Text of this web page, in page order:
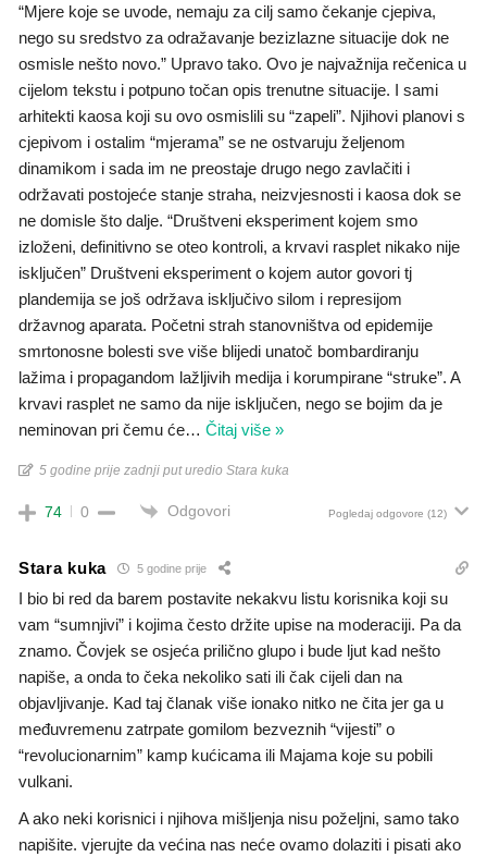
“Mjere koje se uvode, nemaju za cilj samo čekanje cjepiva,
nego su sredstvo za odražavanje bezizlazne situacije dok ne
osmisle nešto novo.” Upravo tako. Ovo je najvažnija rečenica u
cijelom tekstu i potpuno točan opis trenutne situacije. I sami
arhitekti kaosa koji su ovo osmislili su “zapeli”. Njihovi planovi s
cjepivom i ostalim “mjerama” se ne ostvaruju željenom
dinamikom i sada im ne preostaje drugo nego zavlačiti i
održavati postojeće stanje straha, neizvjesnosti i kaosa dok se
ne domisle što dalje. “Društveni eksperiment kojem smo
izloženi, definitivno se oteo kontroli, a krvavi rasplet nikako nije
isključen” Društveni eksperiment o kojem autor govori tj
plandemija se još održava isključivo silom i represijom
državnog aparata. Početni strah stanovništva od epidemije
smrtonosne bolesti sve više blijedi unatoč bombardiranju
lažima i propagandom lažljivih medija i korumpirane “struke”. A
krvavi rasplet ne samo da nije isključen, nego se bojim da je
neminovan pri čemu će… Čitaj više »
5 godine prije zadnji put uredio Stara kuka
74 0 Odgovori Pogledaj odgovore (12)
Stara kuka 5 godine prije
I bio bi red da barem postavite nekakvu listu korisnika koji su
vam “sumnjivi” i kojima često držite upise na moderaciji. Pa da
znamo. Čovjek se osjeća prilično glupo i bude ljut kad nešto
napiše, a onda to čeka nekoliko sati ili čak cijeli dan na
objavljivanje. Kad taj članak više ionako nitko ne čita jer ga u
međuvremenu zatrpate gomilom bezveznih “vijesti” o
“revolucionarnim” kamp kućicama ili Majama koje su pobili
vulkani.
A ako neki korisnici i njihova mišljenja nisu poželjni, samo tako
napišite. vjerujte da većina nas neće ovamo dolaziti i pisati ako